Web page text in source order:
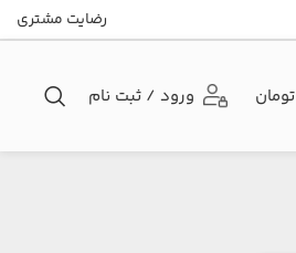
رضایت مشتری
تومان ورود / ثبت نام